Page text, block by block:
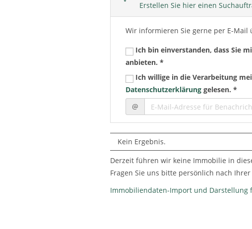
Erstellen Sie hier einen
Wir informieren Sie gerne per E-
Ich bin einverstanden, dass Sie
anbieten. *
Ich willige in die Verarbeitung
Datenschutzerklärunggelesen. *
@
Kein Ergebnis.
Derzeit führen wir keine Immobilie in
Fragen Sie uns bitte persönlich nach
Immobiliendaten-Import und Darstellung